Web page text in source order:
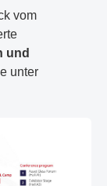
vom
und
unter